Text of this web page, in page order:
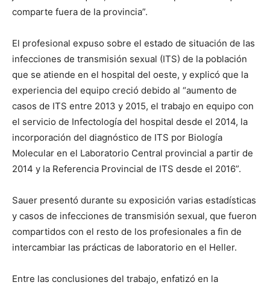
comparte fuera de la provincia”.
El profesional expuso sobre el estado de situación de las
infecciones de transmisión sexual (ITS) de la población
que se atiende en el hospital del oeste, y explicó que la
experiencia del equipo creció debido al “aumento de
casos de ITS entre 2013 y 2015, el trabajo en equipo con
el servicio de Infectología del hospital desde el 2014, la
incorporación del diagnóstico de ITS por Biología
Molecular en el Laboratorio Central provincial a partir de
2014 y la Referencia Provincial de ITS desde el 2016”.
Sauer presentó durante su exposición varias estadísticas
y casos de infecciones de transmisión sexual, que fueron
compartidos con el resto de los profesionales a fin de
intercambiar las prácticas de laboratorio en el Heller.
Entre las conclusiones del trabajo, enfatizó en la